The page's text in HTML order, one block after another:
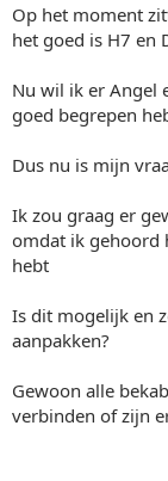
Op het moment
het goed is H7 en
Nu wil ik er Angel
goed begrepen
Dus nu is mijn
Ik zou graag er
omdat ik gehoord
hebt
Is dit mogelijk en
aanpakken?
Gewoon alle
verbinden of zijn